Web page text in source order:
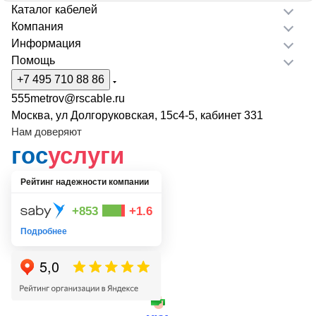
Каталог кабелей
Компания
Информация
Помощь
+7 495 710 88 86
555metrov@rscable.ru
Москва, ул Долгоруковская, 15с4-5, кабинет 331
Нам доверяют
госуслуги
Рейтинг надежности компании
+853 +1.6
Подробнее